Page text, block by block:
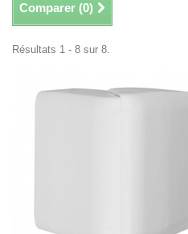
Comparer (0)
Résultats 1 - 8 sur 8.